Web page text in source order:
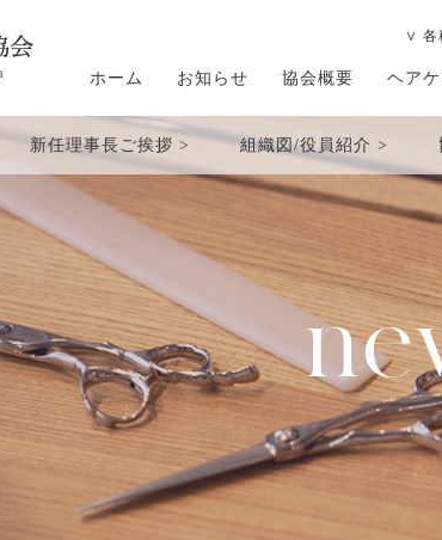
∨ 各
ホーム お知らせ 協会概要 ヘア
新任理事長ご挨拶 組織図/役員紹介